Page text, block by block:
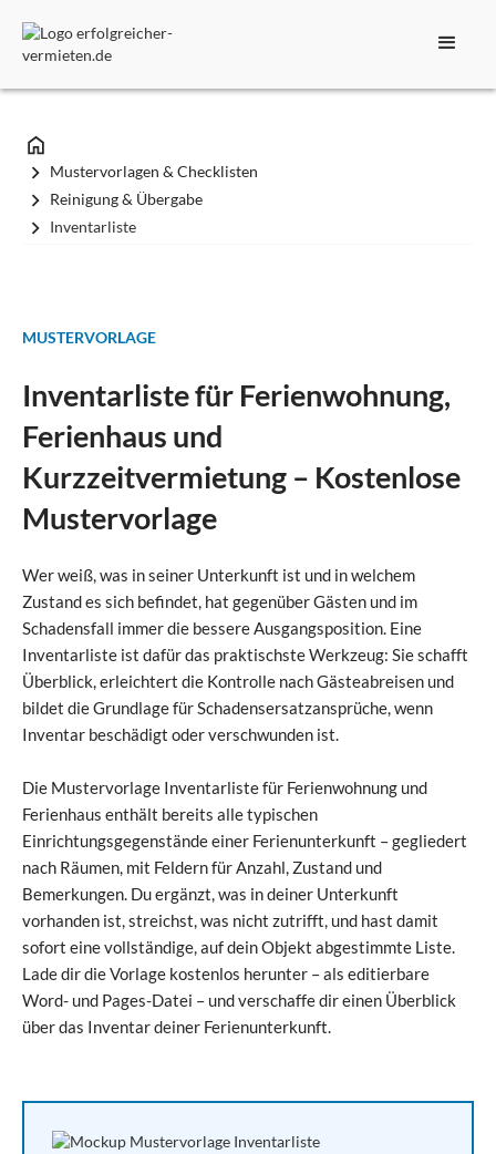
Mustervorlagen & Checklisten
Reinigung & Übergabe
Inventarliste
MUSTERVORLAGE
Inventarliste für Ferienwohnung,
Ferienhaus und
Kurzzeitvermietung – Kostenlose
Mustervorlage
Wer weiß, was in seiner Unterkunft ist und in welchem
Zustand es sich befindet, hat gegenüber Gästen und im
Schadensfall immer die bessere Ausgangsposition. Eine
Inventarliste ist dafür das praktischste Werkzeug: Sie schafft
Überblick, erleichtert die Kontrolle nach Gästeabreisen und
bildet die Grundlage für Schadensersatzansprüche, wenn
Inventar beschädigt oder verschwunden ist.
Die Mustervorlage Inventarliste für Ferienwohnung und
Ferienhaus enthält bereits alle typischen
Einrichtungsgegenstände einer Ferienunterkunft – gegliedert
nach Räumen, mit Feldern für Anzahl, Zustand und
Bemerkungen. Du ergänzt, was in deiner Unterkunft
vorhanden ist, streichst, was nicht zutrifft, und hast damit
sofort eine vollständige, auf dein Objekt abgestimmte Liste.
Lade dir die Vorlage kostenlos herunter – als editierbare
Word- und Pages-Datei – und verschaffe dir einen Überblick
über das Inventar deiner Ferienunterkunft.